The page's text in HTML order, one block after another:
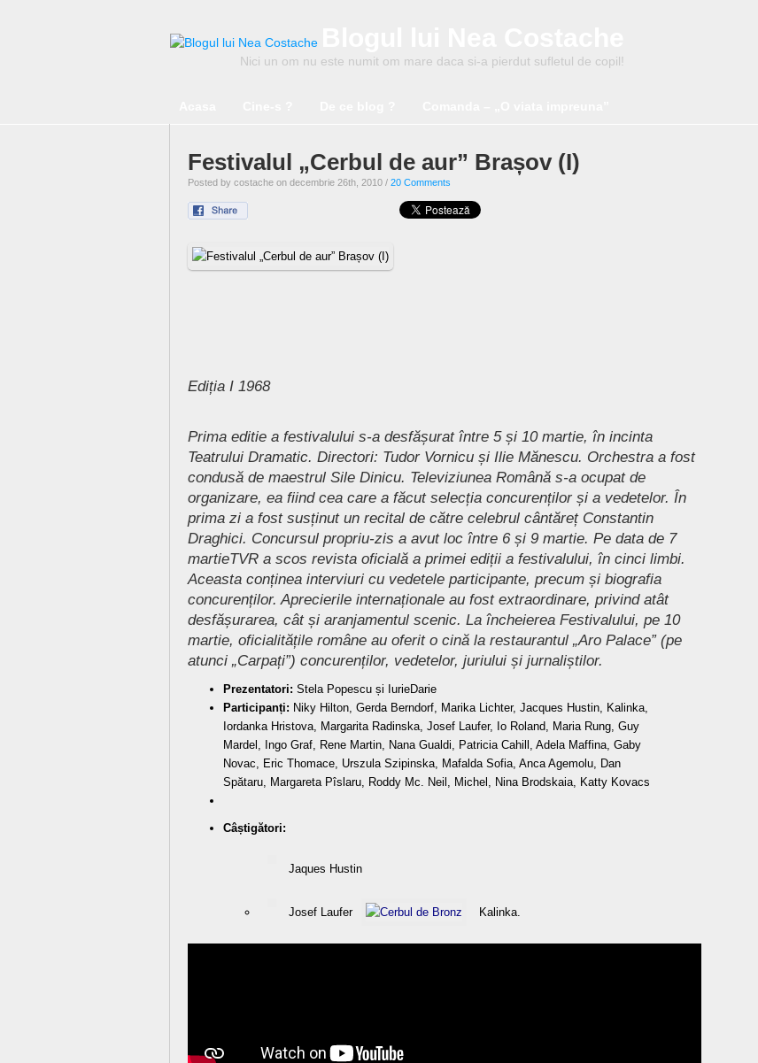
Nici un om nu este numit om mare daca si-a pierdut sufletul de copil!
Festivalul „Cerbul de aur” Brașov (I)
Posted by costache on decembrie 26th, 2010 / 20 Comments
Ediția I 1968
Prima editie a festivalului s-a desfășurat între 5 și 10 martie, în incinta
Teatrului Dramatic. Directori: Tudor Vornicu și Ilie Mănescu. Orchestra a fost
condusă de maestrul Sile Dinicu. Televiziunea Română s-a ocupat de
organizare, ea fiind cea care a făcut selecția concurenților și a vedetelor. În
prima zi a fost susținut un recital de către celebrul cântăreț Constantin
Draghici. Concursul propriu-zis a avut loc între 6 și 9 martie. Pe data de 7
martieTVR a scos revista oficială a primei ediții a festivalului, în cinci limbi.
Aceasta conținea interviuri cu vedetele participante, precum și biografia
concurenților. Aprecierile internaționale au fost extraordinare, privind atât
desfășurarea, cât și aranjamentul scenic. La încheierea Festivalului, pe 10
martie, oficialitățile române au oferit o cină la restaurantul „Aro Palace” (pe
atunci „Carpați”) concurenților, vedetelor, juriului și jurnaliștilor.
Prezentatori: Stela Popescu și IurieDarie
Participanți: Niky Hilton, Gerda Berndorf, Marika Lichter, Jacques Hustin, Kalinka,
Iordanka Hristova, Margarita Radinska, Josef Laufer, Io Roland, Maria Rung, Guy
Mardel, Ingo Graf, Rene Martin, Nana Gualdi, Patricia Cahill, Adela Maffina, Gaby
Novac, Eric Thomace, Urszula Szipinska, Mafalda Sofia, Anca Agemolu, Dan
Spătaru, Margareta Pîslaru, Roddy Mc. Neil, Michel, Nina Brodskaia, Katty Kovacs
Câștigători:
Jaques Hustin
Josef Laufer Kalinka.